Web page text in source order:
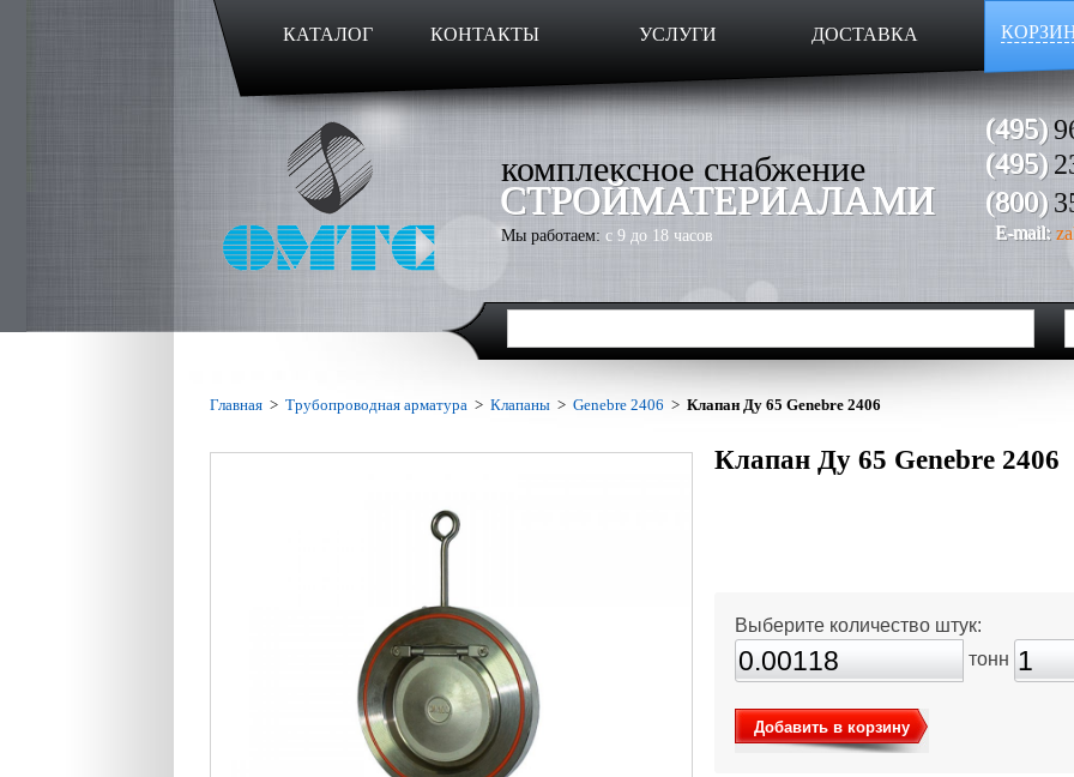
КАТАЛОГ КОНТАКТЫ УСЛУГИ ДОСТАВКА
комплексное снабжение
СТРОЙМАТЕРИАЛАМИ
Мы работаем: с 9 до 18 часов
(495)
(495)
(800)
E-mail:
Главная > Трубопроводная арматура > Клапаны > Genebre 2406 > Клапан Ду 65 Genebre 2406
Клапан Ду 65 Genebre 2406
Выберите количество штук:
тонн
Добавить в корзину